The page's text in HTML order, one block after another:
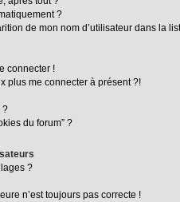
?
de mon nom d’utilisateur dans la
connecter !
plus me connecter à présent ?!
?
du forum” ?
?
n’est toujours pas correcte !